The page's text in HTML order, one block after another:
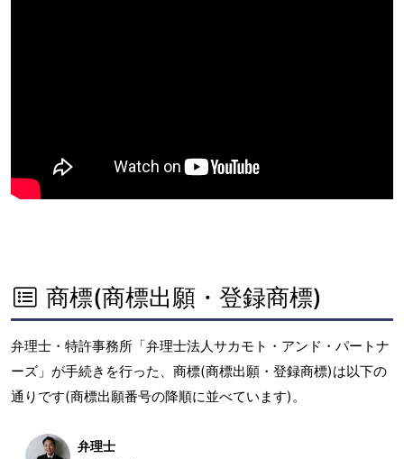
商標(商標出願・登録商標)
弁理士・特許事務所「弁理士法人サカモト・アンド・パートナ
ーズ」が手続きを行った、商標(商標出願・登録商標)は以下の
通りです(商標出願番号の降順に並べています)。
弁理士